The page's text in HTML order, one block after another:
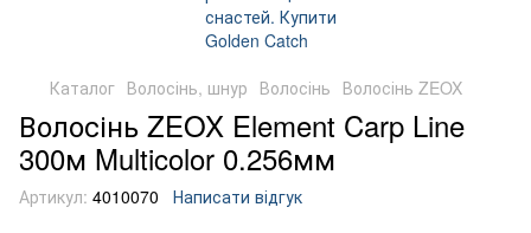
Каталог Волосінь, шнур Волосінь Волосінь ZEOX
Волосінь ZEOX Element Carp Line
300м Multicolor 0.256мм
Артикул: 4010070 Написати відгук